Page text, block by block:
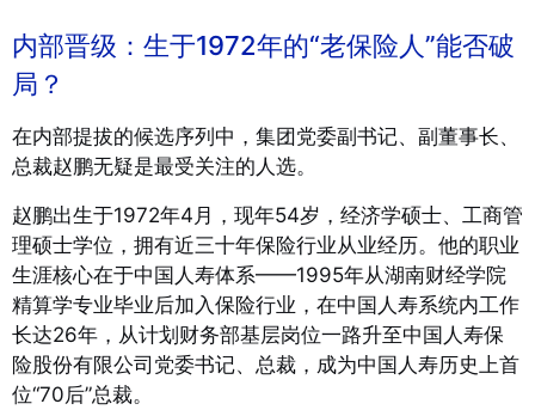
内部晋级：生于1972年的“老保险人”能否破
局？
在内部提拔的候选序列中，集团党委副书记、副董事长、
总裁赵鹏无疑是最受关注的人选。
赵鹏出生于1972年4月，现年54岁，经济学硕士、工商管
理硕士学位，拥有近三十年保险行业从业经历。他的职业
生涯核心在于中国人寿体系——1995年从湖南财经学院
精算学专业毕业后加入保险行业，在中国人寿系统内工作
长达26年，从计划财务部基层岗位一路升至中国人寿保
险股份有限公司党委书记、总裁，成为中国人寿历史上首
位“70后”总裁。